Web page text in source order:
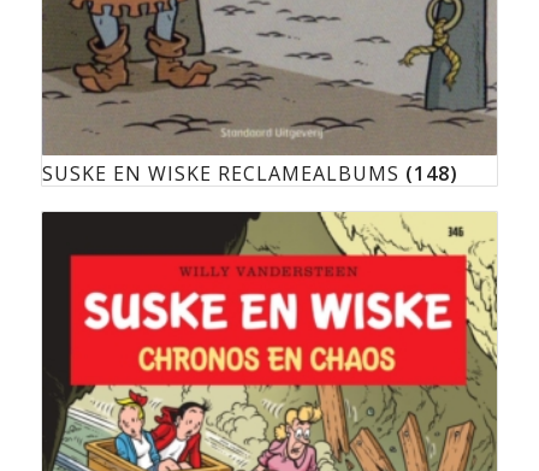
SUSKE EN WISKE RECLAMEALBUMS (148)